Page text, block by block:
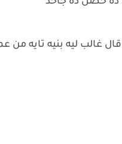
غالب ليه بنيه تايه من